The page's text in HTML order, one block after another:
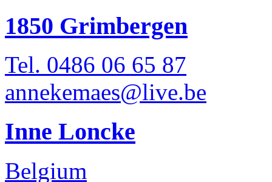
1850 Grimbergen
Tel. 0486 06 65 87
annekemaes@live.be
Inne Loncke
Belgium